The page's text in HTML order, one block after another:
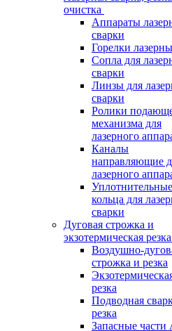
очистка
Аппараты
сварки
Горелки
Сопла для
сварки
Линзы для
сварки
Ролики
механизма для
лазерного
Каналы
направляющие
лазерного
Уплотнительные
кольца для
сварки
Дуговая строжка и
экзотермическая резка
Воздушно-
строжка и резка
резка
Подводная
резка
Запасные части